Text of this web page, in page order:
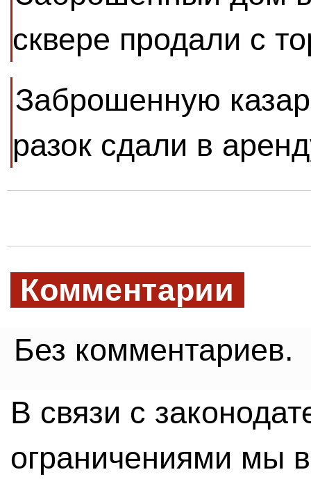
сквере продали с
Заброшенную
разок сдали в
Комментарии
Без комментариев.
В связи с
ограничениями мы